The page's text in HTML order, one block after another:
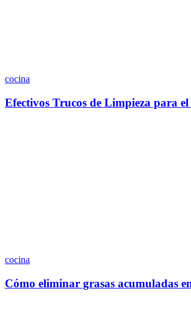
cocina
Efectivos Trucos de Limpieza para
cocina
Cómo eliminar grasas acumuladas